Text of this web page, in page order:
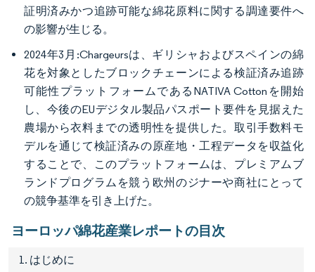
証明済みかつ追跡可能な綿花原料に関する調達要件へ
の影響が生じる。
2024年3月:Chargeursは、ギリシャおよびスペインの綿
花を対象としたブロックチェーンによる検証済み追跡
可能性プラットフォームであるNATIVA Cottonを開始
し、今後のEUデジタル製品パスポート要件を見据えた
農場から衣料までの透明性を提供した。取引手数料モ
デルを通じて検証済みの原産地・工程データを収益化
することで、このプラットフォームは、プレミアムブ
ランドプログラムを競う欧州のジナーや商社にとって
の競争基準を引き上げた。
ヨーロッパ綿花産業レポートの目次
1. はじめに